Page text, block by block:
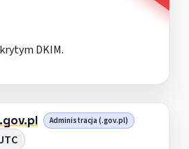
DKIM.
Administracja (.gov.pl)